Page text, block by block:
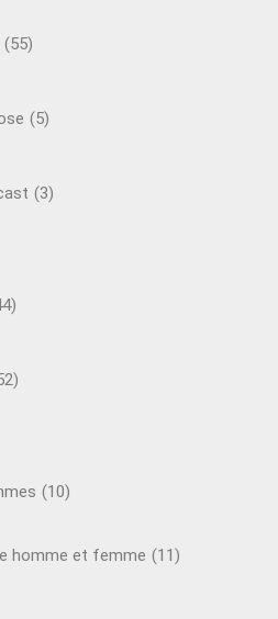
(55)
(5)
(3)
(10)
homme et femme (11)